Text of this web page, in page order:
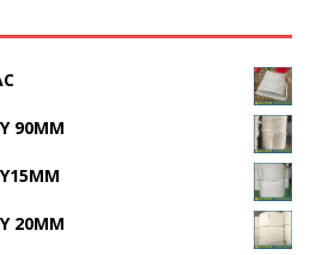
90MM
20MM